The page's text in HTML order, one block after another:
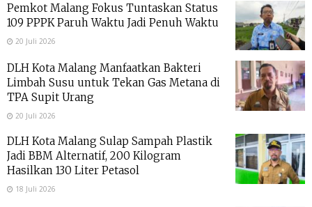
Pemkot Malang Fokus Tuntaskan Status
109 PPPK Paruh Waktu Jadi Penuh Waktu
20 Juli 2026
DLH Kota Malang Manfaatkan Bakteri
Limbah Susu untuk Tekan Gas Metana di
TPA Supit Urang
20 Juli 2026
DLH Kota Malang Sulap Sampah Plastik
Jadi BBM Alternatif, 200 Kilogram
Hasilkan 130 Liter Petasol
18 Juli 2026